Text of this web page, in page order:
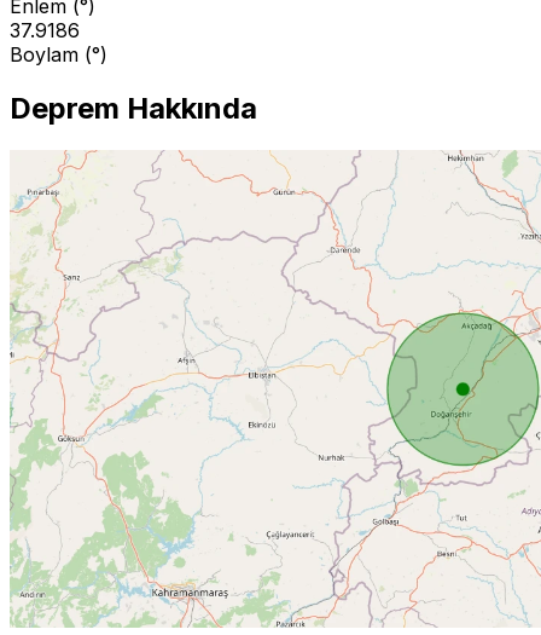
Enlem (°)
37.9186
Boylam (°)
Deprem Hakkında